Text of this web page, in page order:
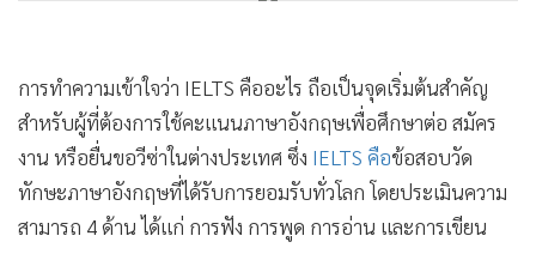
• Green Innovation & SD
• Management & HR
• MGR Live
• Infographic
สำหรับผู้ที่ต้องการใช้คะแนนภาษาอังกฤษเพื่อศึกษาต่อ สมัคร
งาน หรือยื่นขอวีซ่าในต่างประเทศ ซึ่งIELTS คือข้อสอบวัด
ทักษะภาษาอังกฤษที่ได้รับการยอมรับทั่วโลก โดยประเมินความ
สามารถ 4 ด้าน ได้แก่ การฟัง การพูด การอ่าน และการเขียน